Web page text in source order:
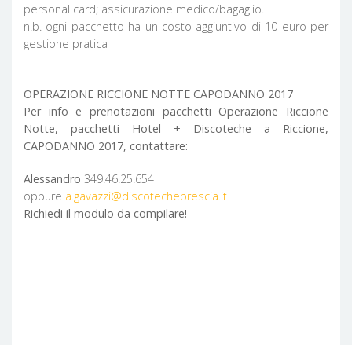
personal card; assicurazione medico/bagaglio.
n.b. ogni pacchetto ha un costo aggiuntivo di 10 euro per
gestione pratica
OPERAZIONE RICCIONE NOTTE CAPODANNO 2017
Per info e prenotazioni pacchetti Operazione Riccione
Notte, pacchetti Hotel + Discoteche a Riccione,
CAPODANNO 2017, contattare:
Alessandro 349.46.25.654
oppure a.gavazzi@discotechebrescia.it
Richiedi il modulo da compilare!